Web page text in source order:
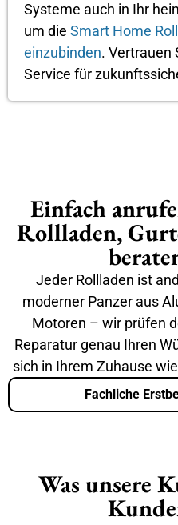
Systeme auch in Ihr
um die Smart Home
einzubinden. Vertrauen
Service für
Einfach
Rollladen,
Jeder Rollladen ist
moderner Panzer aus
Motoren – wir prüfen
Reparatur genau Ihren
sich in Ihrem Zuhause
Fachliche
Was unsere